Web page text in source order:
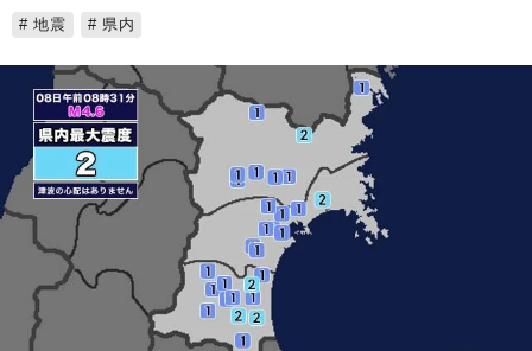
地震
県内